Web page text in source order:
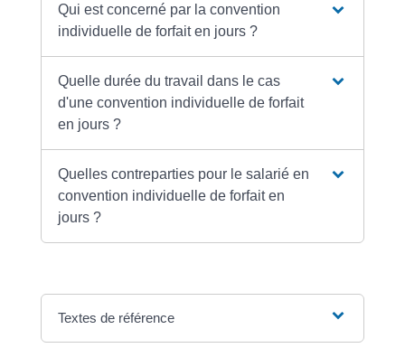
Qui est concerné par la convention
individuelle de forfait en jours ?
Quelle durée du travail dans le cas
d'une convention individuelle de forfait
en jours ?
Quelles contreparties pour le salarié en
convention individuelle de forfait en
jours ?
Textes de référence